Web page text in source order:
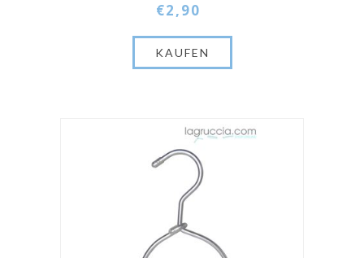
€2,90